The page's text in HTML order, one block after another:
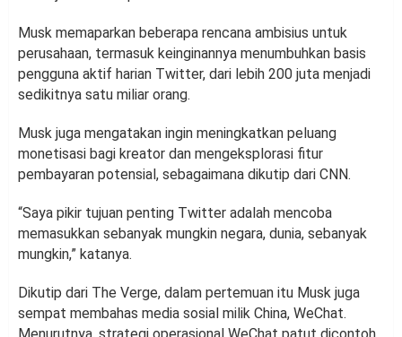
Musk memaparkan beberapa rencana ambisius untuk
perusahaan, termasuk keinginannya menumbuhkan basis
pengguna aktif harian Twitter, dari lebih 200 juta menjadi
sedikitnya satu miliar orang.
Musk juga mengatakan ingin meningkatkan peluang
monetisasi bagi kreator dan mengeksplorasi fitur
pembayaran potensial, sebagaimana dikutip dari CNN.
“Saya pikir tujuan penting Twitter adalah mencoba
memasukkan sebanyak mungkin negara, dunia, sebanyak
mungkin,” katanya.
Dikutip dari The Verge, dalam pertemuan itu Musk juga
sempat membahas media sosial milik China, WeChat.